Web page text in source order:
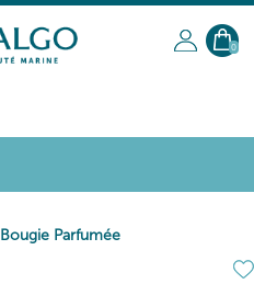
FR
0
Bougie Parfumée